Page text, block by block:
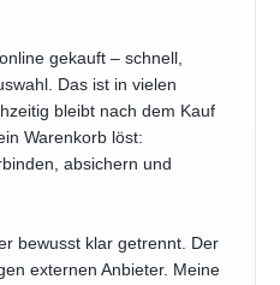
gekauft – schnell,
Das ist in vielen
bleibt nach dem Kauf
Warenkorb löst:
absichern und
bewusst klar getrennt. Der
externen Anbieter. Meine